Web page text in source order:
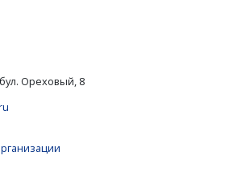
Ореховый, 8